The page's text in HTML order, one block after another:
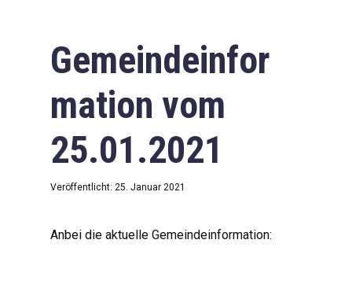
Gemeindeinfor
mation vom
25.01.2021
Veröffentlicht: 25. Januar 2021
Anbei die aktuelle Gemeindeinformation: